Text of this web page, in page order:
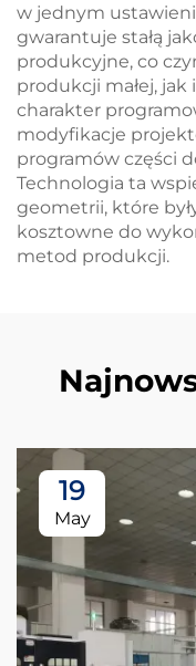
w jednym
gwarantuje stałą
produkcyjne, co
produkcji małej, jak
charakter
modyfikacje
programów części
Technologia ta
geometrii, które
kosztowne do
metod produkcji.
19
May